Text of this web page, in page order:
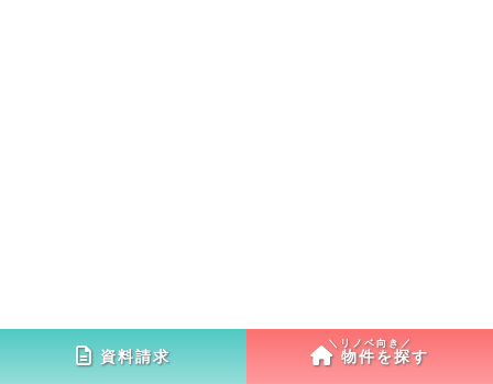
資料請求 物件を探す